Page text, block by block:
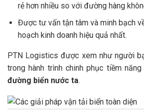
rẻ hơn nhiều so với đường hàng
Được tư vấn tận tâm và minh bạch
hoạch kinh doanh hiệu quả nhất.
PTN Logistics được xem như người
trong hành trình chinh phục tiềm năng
đường biển nước ta.